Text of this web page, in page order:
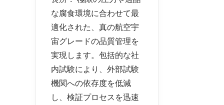
な腐食環境に合わせて最
適化された、真の航空宇
宙グレードの品質管理を
実現します。包括的な社
内試験により、外部試験
機関への依存度を低減
し、検証プロセスを迅速